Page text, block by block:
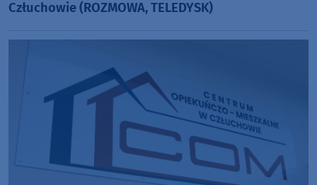
Człuchowie (ROZMOWA, TELEDYSK)